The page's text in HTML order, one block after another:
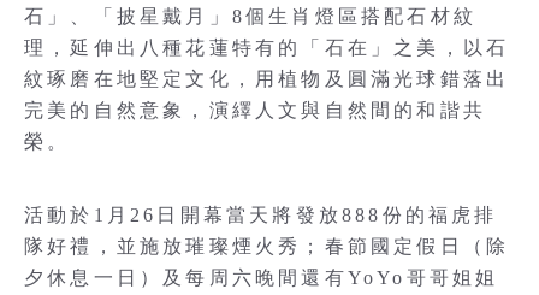
石」、「披星戴月」8個生肖燈區搭配石材紋
理，延伸出八種花蓮特有的「石在」之美，以石
紋琢磨在地堅定文化，用植物及圓滿光球錯落出
完美的自然意象，演繹人文與自然間的和諧共
榮。
活動於1月26日開幕當天將發放888份的福虎排
隊好禮，並施放璀璨煙火秀；春節國定假日（除
夕休息一日）及每周六晚間還有YoYo哥哥姐姐